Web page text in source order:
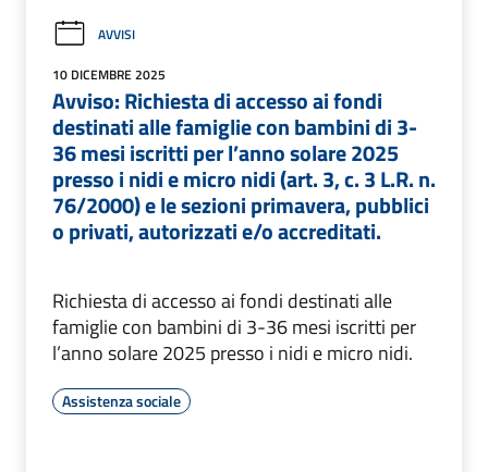
AVVISI
10 DICEMBRE 2025
Avviso: Richiesta di accesso ai fondi
destinati alle famiglie con bambini di 3-
36 mesi iscritti per l’anno solare 2025
presso i nidi e micro nidi (art. 3, c. 3 L.R. n.
76/2000) e le sezioni primavera, pubblici
o privati, autorizzati e/o accreditati.
Richiesta di accesso ai fondi destinati alle
famiglie con bambini di 3-36 mesi iscritti per
l’anno solare 2025 presso i nidi e micro nidi.
Assistenza sociale